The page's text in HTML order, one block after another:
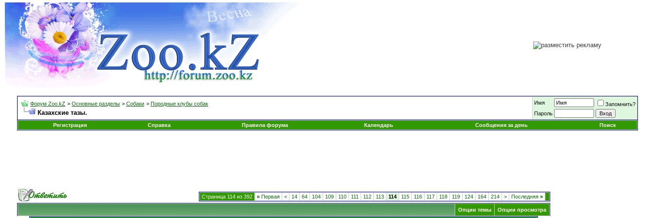
Форум Zoo.kZ > Основные разделы > Собаки > Породные клубы собак
Казахские тазы.
Имя
Запомнить?
Пароль
Регистрация
Справка Правила форума Календарь Сообщения за день Поиск
Страница 114 из 392 « Первая < 14 64 104 109 110 111 112 113 114 115 116 117 118 119 124 164 214 > Последняя »
Опции темы Опции просмотра